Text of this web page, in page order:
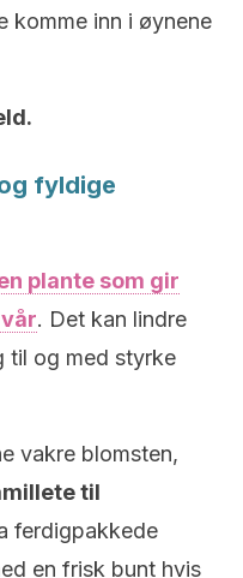
komme inn i øynene
fyldige
plante som gir
. Det kan lindre
til og med styrke
vakre blomsten,
til
ferdigpakkede
en frisk bunt hvis